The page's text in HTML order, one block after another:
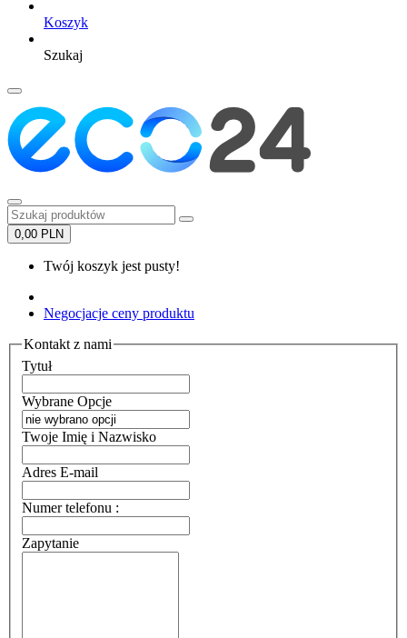
Koszyk
Szukaj
0,00 PLN
Twój koszyk jest pusty!
Negocjacje ceny produktu
Kontakt z nami
Tytuł
Wybrane Opcje
Twoje Imię i Nazwisko
Adres E-mail
Numer telefonu :
Zapytanie